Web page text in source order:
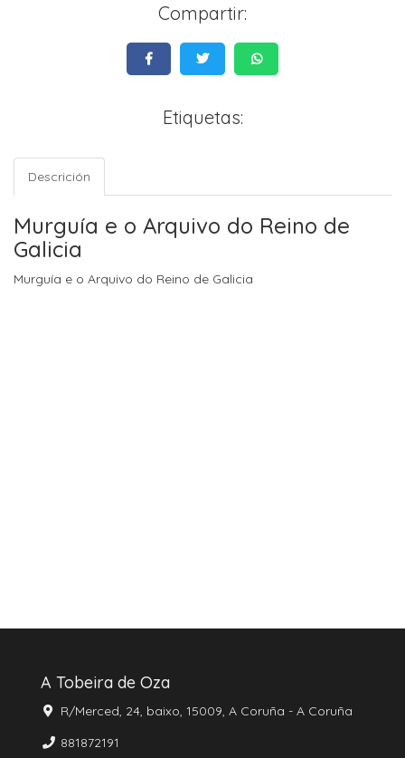
Compartir:
Etiquetas:
Descrición
Murguía e o Arquivo do Reino de
Galicia
Murguía e o Arquivo do Reino de Galicia
A Tobeira de Oza
R/Merced, 24, baixo, 15009, A Coruña - A Coruña
881872191